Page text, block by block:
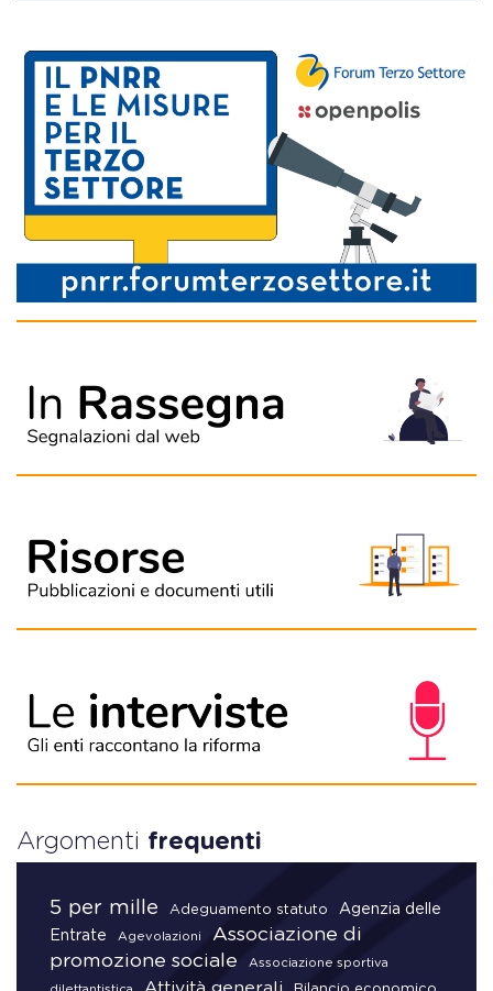
Argomenti frequenti
5 per mille Adeguamento statuto
Agenzia delle
Entrate
Agevolazioni
Associazione di
promozione sociale
Associazione sportiva
Attività generali